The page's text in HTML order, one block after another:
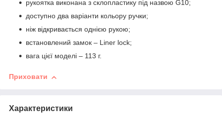
рукоятка виконана з склопластику під назвою G10;
доступно два варіанти кольору ручки;
ніж відкривається однією рукою;
встановлений замок – Liner lock;
вага цієї моделі – 113 г.
Приховати
Характеристики